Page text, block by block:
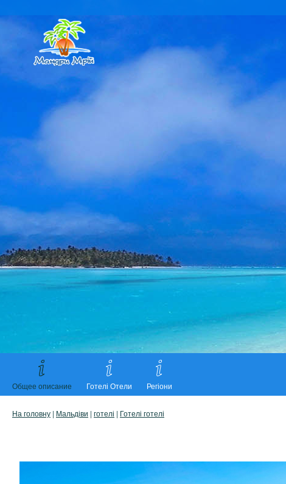
Общее описание Готелі Отели Регіони
На головну | Мальдіви | готелі | Готелі готелі